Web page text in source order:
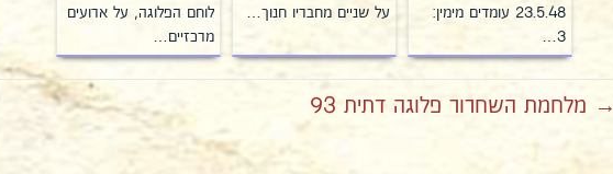
23.5.48 עומדים מימין:
3…
על שניים מחבריו חנוך…
לוחם הפלוגה, על ארועים
מרכזיים…
→ מלחמת השחרור פלוגה דתית 93